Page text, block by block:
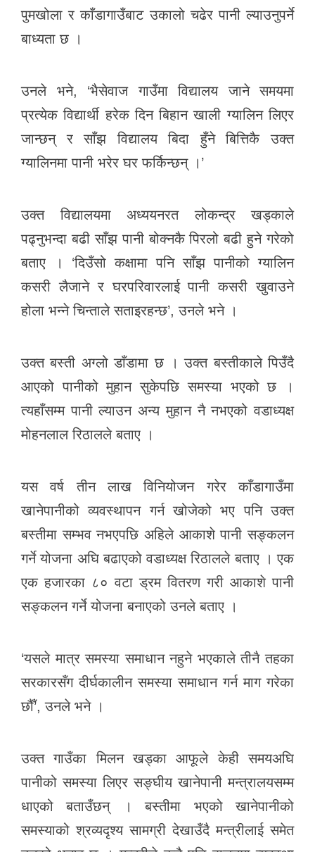
पुमखोला र काँडागाउँबाट उकालो चढेर पानी ल्याउनुपर्ने
बाध्यता छ ।
उनले भने, ‘भैसेवाज गाउँमा विद्यालय जाने समयमा
प्रत्येक विद्यार्थी हरेक दिन बिहान खाली ग्यालिन लिएर
जान्छन् र साँझ विद्यालय बिदा हुँने बित्तिकै उक्त
ग्यालिनमा पानी भरेर घर फर्किन्छन् ।’
उक्त विद्यालयमा अध्ययनरत लोकन्द्र खड्काले
पढ्नुभन्दा बढी साँझ पानी बोक्नकै पिरलो बढी हुने गरेको
बताए । ‘दिउँसो कक्षामा पनि साँझ पानीको ग्यालिन
कसरी लैजाने र घरपरिवारलाई पानी कसरी खुवाउने
होला भन्ने चिन्ताले सताइरहन्छ’, उनले भने ।
उक्त बस्ती अग्लो डाँडामा छ । उक्त बस्तीकाले पिउँदै
आएको पानीको मुहान सुकेपछि समस्या भएको छ ।
त्यहाँसम्म पानी ल्याउन अन्य मुहान नै नभएको वडाध्यक्ष
मोहनलाल रिठालले बताए ।
यस वर्ष तीन लाख विनियोजन गरेर काँडागाउँमा
खानेपानीको व्यवस्थापन गर्न खोजेको भए पनि उक्त
बस्तीमा सम्भव नभएपछि अहिले आकाशे पानी सङ्कलन
गर्ने योजना अघि बढाएको वडाध्यक्ष रिठालले बताए । एक
एक हजारका ८० वटा ड्रम वितरण गरी आकाशे पानी
सङ्कलन गर्ने योजना बनाएको उनले बताए ।
‘यसले मात्र समस्या समाधान नहुने भएकाले तीनै तहका
सरकारसँग दीर्घकालीन समस्या समाधान गर्न माग गरेका
छौँ’, उनले भने ।
उक्त गाउँका मिलन खड्का आफूले केही समयअघि
पानीको समस्या लिएर सङ्घीय खानेपानी मन्त्रालयसम्म
धाएको बताउँछन् । बस्तीमा भएको खानेपानीको
समस्याको श्रव्यदृश्य सामग्री देखाउँदै मन्त्रीलाई समेत